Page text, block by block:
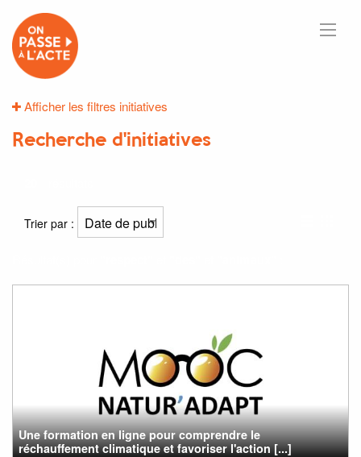
Afficher les filtres initiatives
Recherche d'initiatives
Trier par :
Une formation en ligne pour comprendre le
réchauffement climatique et favoriser l'action [...]